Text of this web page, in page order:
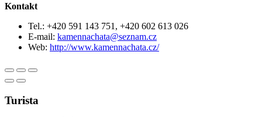
Kontakt
Tel.: +420 591 143 751, +420 602 613 026
E-mail: kamennachata@seznam.cz
Web: http://www.kamennachata.cz/
Turista